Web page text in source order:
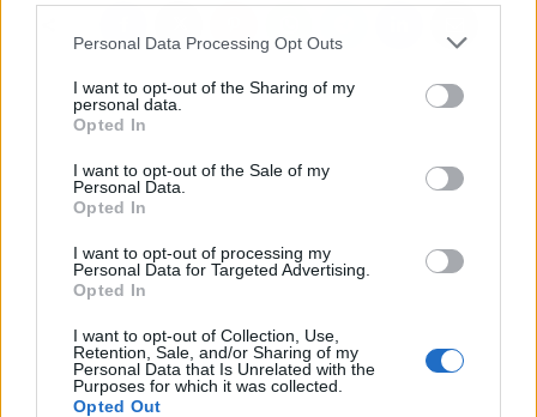
Personal Data Processing Opt Outs
I want to opt-out of the Sharing of my
personal data.
Opted In
I want to opt-out of the Sale of my
Personal Data.
Opted In
I want to opt-out of processing my
Personal Data for Targeted Advertising.
Opted In
I want to opt-out of Collection, Use,
Retention, Sale, and/or Sharing of my
Personal Data that Is Unrelated with the
Purposes for which it was collected.
Opted Out